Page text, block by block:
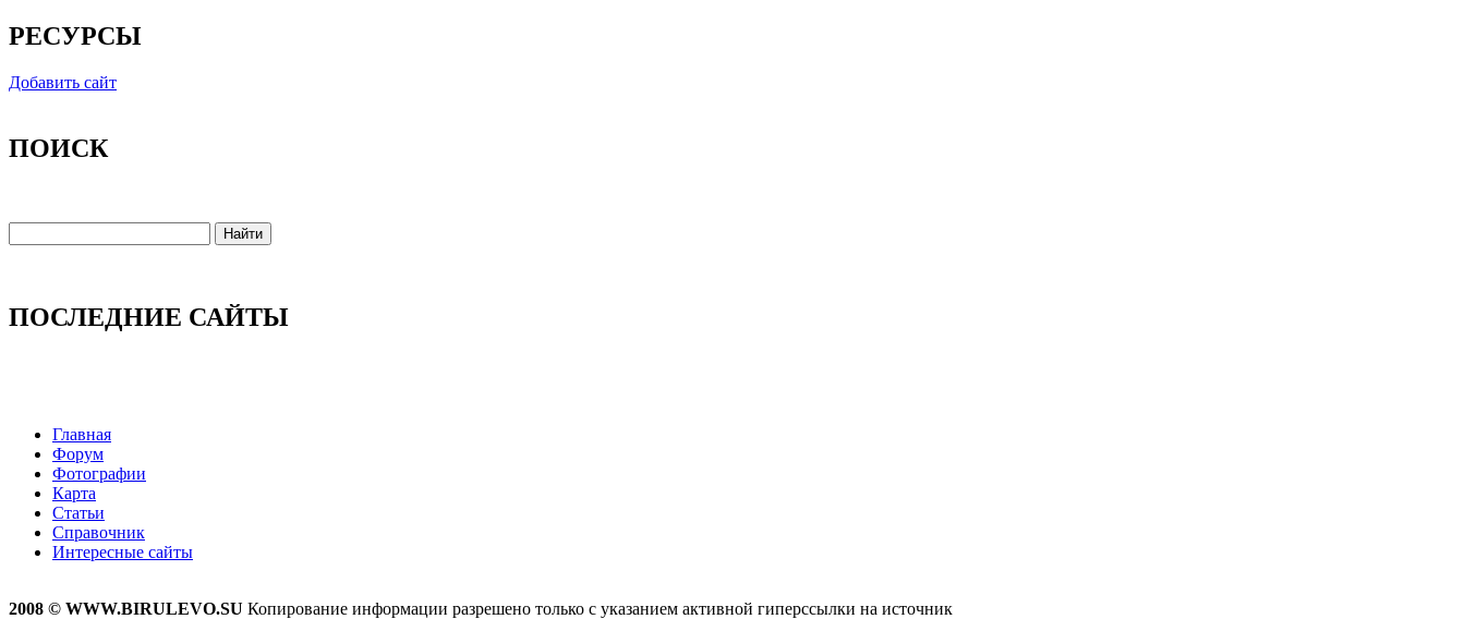
РЕСУРСЫ
Добавить сайт
ПОИСК
ПОСЛЕДНИЕ САЙТЫ
Главная
Форум
Фотографии
Карта
Статьи
Справочник
Интересные сайты
2008 © WWW.BIRULEVO.SU Копирование информации разрешено только с указанием активной гиперссылки на источник